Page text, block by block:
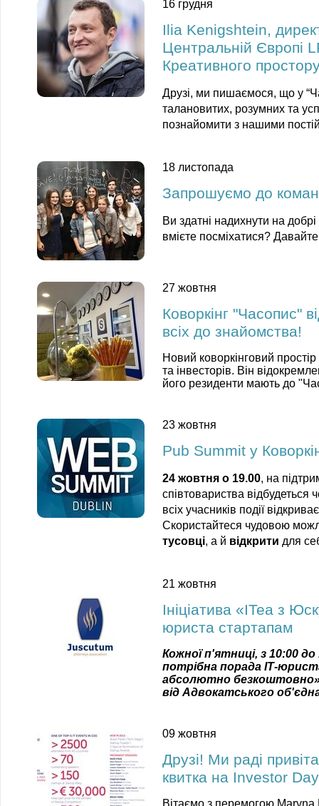
16 грудня
Ilia Kenigshtein,
Центральній Європі
Креативного
Друзі, ми пишаємося, що у
талановитих, розумних та
познайомити з нашими
18 листопада
Запрошуємо до
Ви здатні надихнути на
вмієте посміхатися?
27 жовтня
Коворкінг "Часопис"
всіх до знайомства!
Новий коворкінговий
та інвесторів. Він
його резиденти мають до
23 жовтня
Pub Summit у
24 жовтня о 19.00, на
співтовариства відбудеться
всіх учасників події
Скористайтеся чудовою
тусовці, а й відкрити для
21 жовтня
Ініціатива «ITea з
юриста стартапам
Кожної п'ятниці, з 10:00
потрібна порада ІТ-
абсолютно
від Адвокатського
09 жовтня
Друзі! Ми раді
квитка на Investor
Вітаємо з перемогою Maryna